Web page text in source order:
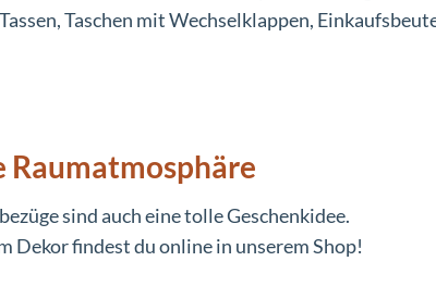
Taschen mit Wechselklappen,
Raumatmosphäre
sind auch eine tolle Geschenkidee.
Dekor findest du online in unserem Shop!